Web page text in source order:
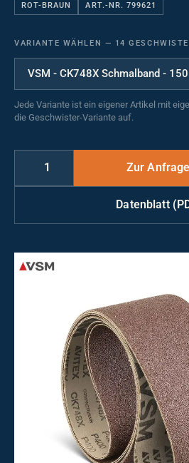
ROT-BRAUN ART.-NR. 799621
VARIANTE WÄHLEN — 14
Jede Variante ist ein eigener Artikel mit
die Geschwister-Variante auf.
Datenblatt